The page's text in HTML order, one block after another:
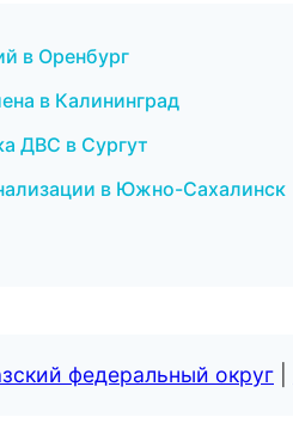
в Оренбург
в Калининград
ДВС в Сургут
в Южно-Сахалинск
федеральный округ